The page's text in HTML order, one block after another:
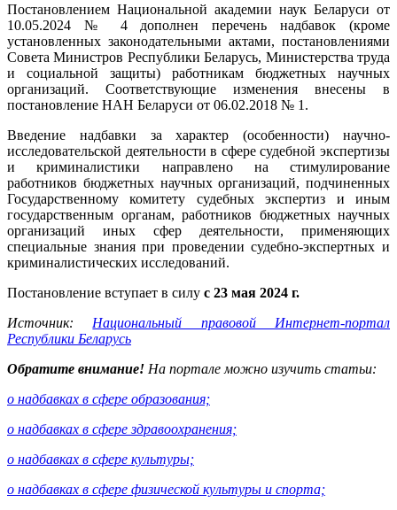
Постановлением Национальной академии наук Беларуси от
10.05.2024 № 4 дополнен перечень надбавок (кроме
установленных законодательными актами, постановлениями
Совета Министров Республики Беларусь, Министерства труда
и социальной защиты) работникам бюджетных научных
организаций. Соответствующие изменения внесены в
постановление НАН Беларуси от 06.02.2018 № 1.
Введение надбавки за характер (особенности) научно-
исследовательской деятельности в сфере судебной экспертизы
и криминалистики направлено на стимулирование
работников бюджетных научных организаций, подчиненных
Государственному комитету судебных экспертиз и иным
государственным органам, работников бюджетных научных
организаций иных сфер деятельности, применяющих
специальные знания при проведении судебно-экспертных и
криминалистических исследований.
Постановление вступает в силу с 23 мая 2024 г.
Источник: Национальный правовой Интернет-портал
Республики Беларусь
Обратите внимание! На портале можно изучить статьи:
о надбавках в сфере образования;
о надбавках в сфере здравоохранения;
о надбавках в сфере культуры;
о надбавках в сфере физической культуры и спорта;